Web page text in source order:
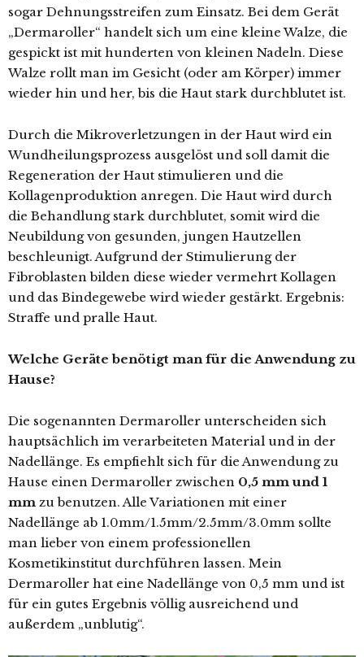
sogar Dehnungsstreifen zum Einsatz. Bei dem Gerät
„Dermaroller“ handelt sich um eine kleine Walze, die
gespickt ist mit hunderten von kleinen Nadeln. Diese
Walze rollt man im Gesicht (oder am Körper) immer
wieder hin und her, bis die Haut stark durchblutet ist.
Durch die Mikroverletzungen in der Haut wird ein
Wundheilungsprozess ausgelöst und soll damit die
Regeneration der Haut stimulieren und die
Kollagenproduktion anregen. Die Haut wird durch
die Behandlung stark durchblutet, somit wird die
Neubildung von gesunden, jungen Hautzellen
beschleunigt. Aufgrund der Stimulierung der
Fibroblasten bilden diese wieder vermehrt Kollagen
und das Bindegewebe wird wieder gestärkt. Ergebnis:
Straffe und pralle Haut.
Welche Geräte benötigt man für die Anwendung zu
Hause?
Die sogenannten Dermaroller unterscheiden sich
hauptsächlich im verarbeiteten Material und in der
Nadellänge. Es empfiehlt sich für die Anwendung zu
Hause einen Dermaroller zwischen 0,5 mm und 1
mm zu benutzen. Alle Variationen mit einer
Nadellänge ab 1.0mm/1.5mm/2.5mm/3.0mm sollte
man lieber von einem professionellen
Kosmetikinstitut durchführen lassen. Mein
Dermaroller hat eine Nadellänge von 0,5 mm und ist
für ein gutes Ergebnis völlig ausreichend und
außerdem „unblutig“.